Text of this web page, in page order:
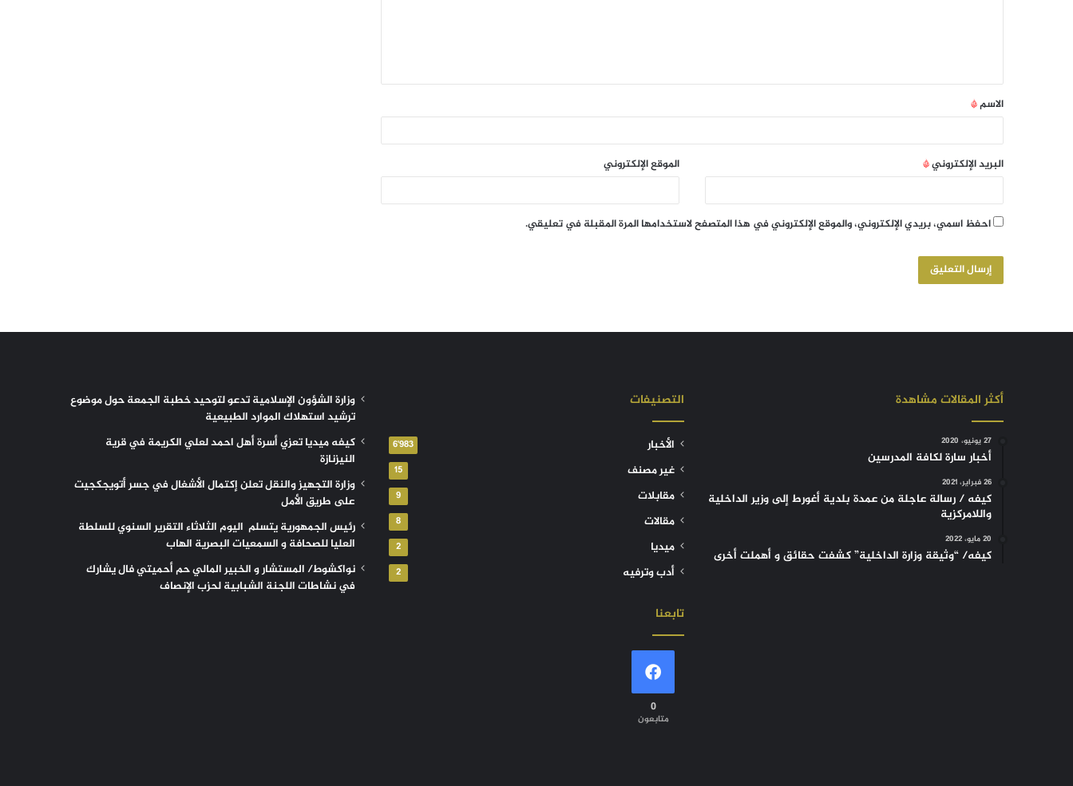
الاسم*
البريد الإلكتروني* الموقع الإلكتروني
احفظ اسمي، بريدي الإلكتروني، والموقع الإلكتروني في هذا المتصفح لاستخدامها المرة المقبلة في تعليقي.
أكثر المقالات مشاهدة
27 يونيو، 2020
أخبار سارة لكافة المدرسين
26 فبراير، 2021
كيفه / رسالة عاجلة من عمدة بلدية أغورط إلى وزير الداخلية
واللامركزية
20 مايو، 2022
كيفه/ “وثيقة وزارة الداخلية” كشفت حقائق و أهملت أخرى
التصنيفات
الأخبار 6٬983
غير مصنف 15
مقابلات 9
مقالات 8
ميديا 2
أدب وترفيه 2
تابعنا
0
متابعون
وزارة الشؤون الإسلامية تدعو لتوحيد خطبة الجمعة حول موضوع
ترشيد استهلاك الموارد الطبيعية
كيفه ميديا تعزي أسرة أهل احمد لعلي الكريمة في قرية
النيزنازة
وزارة التجهيز والنقل تعلن إكتمال الأشغال في جسر أتويجكجيت
على طريق الأمل
رئيس الجمهورية يتسلم اليوم الثلاثاء التقرير السنوي للسلطة
العليا للصحافة و السمعيات البصرية الهاب
نواكشوط/ المستشار و الخبير المالي حم أحميتي فال يشارك
في نشاطات اللجنة الشبابية لحزب الإنصاف